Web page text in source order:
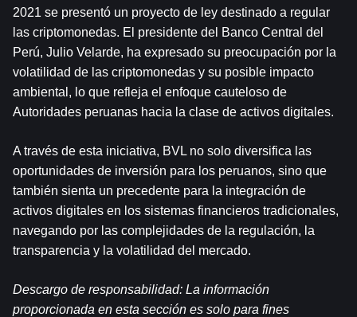
2021 se presentó un proyecto de ley destinado a regular
las criptomonedas. El presidente del Banco Central del
Perú, Julio Velarde, ha expresado su preocupación por la
volatilidad de las criptomonedas y su posible impacto
ambiental, lo que refleja el enfoque cauteloso de
Autoridades peruanas hacia la clase de activos digitales.
A través de esta iniciativa, BVL no solo diversifica las
oportunidades de inversión para los peruanos, sino que
también sienta un precedente para la integración de
activos digitales en los sistemas financieros tradicionales,
navegando por las complejidades de la regulación, la
transparencia y la volatilidad del mercado.
Descargo de responsabilidad: La información
proporcionada en esta sección es solo para fines